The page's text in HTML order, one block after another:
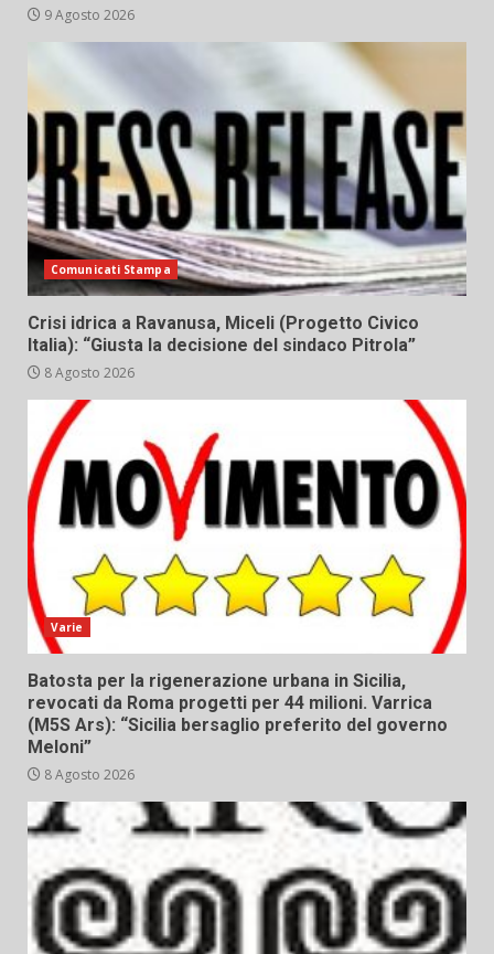
9 Agosto 2026
Comunicati Stampa
Crisi idrica a Ravanusa, Miceli (Progetto Civico
Italia): “Giusta la decisione del sindaco Pitrola”
8 Agosto 2026
Varie
Batosta per la rigenerazione urbana in Sicilia,
revocati da Roma progetti per 44 milioni. Varrica
(M5S Ars): “Sicilia bersaglio preferito del governo
Meloni”
8 Agosto 2026